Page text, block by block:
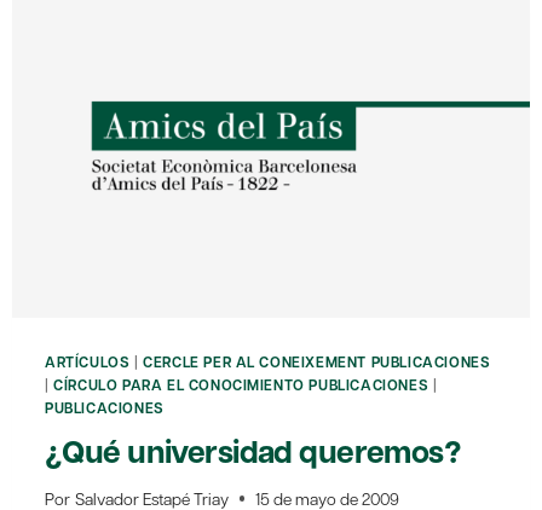
ARTÍCULOS |CERCLE PER AL CONEIXEMENT PUBLICACIONES
|CÍRCULO PARA EL CONOCIMIENTO PUBLICACIONES |
PUBLICACIONES
¿Qué universidad queremos?
Por Salvador Estapé Triay 15 de mayo de 2009